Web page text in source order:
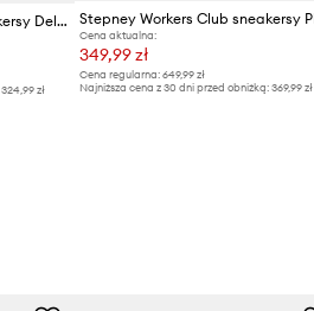
Stepney Workers Club sneakersy Dellow 02 Cup Suede
324,99 zł
Cena aktualna:
349,99 zł
Cena regularna: 649,99 zł
Najniższa cena z 30 dni przed obniżką: 369,99 zł